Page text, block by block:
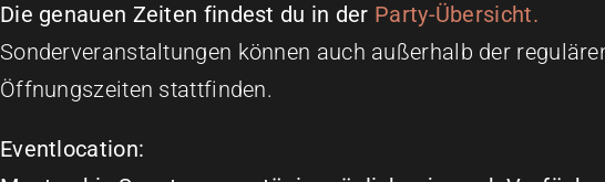
Die genauen Zeiten findest du in der Party-Übersicht.
Sonderveranstaltungen können auch außerhalb der
Öffnungszeiten stattfinden.
Eventlocation: